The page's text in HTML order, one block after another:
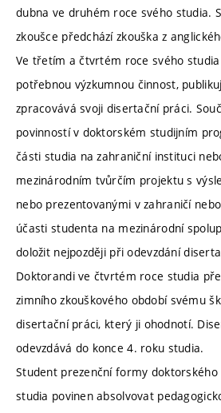
dubna ve druhém roce svého studia.
zkoušce předchází zkouška z
Ve třetím a čtvrtém roce svého
potřebnou výzkumnou činnost,
zpracovává svoji disertační práci.
povinností v doktorském studijním
části studia na zahraniční instituci
mezinárodním tvůrčím projektu s
nebo prezentovanými v zahraničí
účasti studenta na mezinárodní
doložit nejpozději při odevzdání
Doktorandi ve čtvrtém roce studia
zimního zkouškového období svému
disertační práci, který ji ohodnotí.
odevzdává do konce 4. roku studia.
Student prezenční formy
studia povinen absolvovat